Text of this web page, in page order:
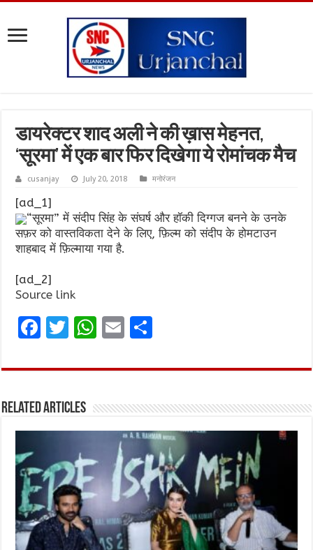
डायरेक्टर शाद अली ने की ख़ास मेहनत,
‘सूरमा’ में एक बार फिर दिखेगा ये रोमांचक मैच
cusanjay July 20, 2018 मनोरंजन
[ad_1]
“सूरमा” में संदीप सिंह के संघर्ष और हॉकी दिग्गज बनने के उनके
सफ़र को वास्तविकता देने के लिए, फ़िल्म को संदीप के होमटाउन
शाहबाद में फ़िल्माया गया है.
[ad_2]
Source link
F
ce
o
o
k
T
it
r
W
at
A
p
p
E
ai ar
Related Articles